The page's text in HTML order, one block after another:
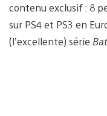
contenu exclusif : 8
sur PS4 et PS3 en
(l’excellente) série